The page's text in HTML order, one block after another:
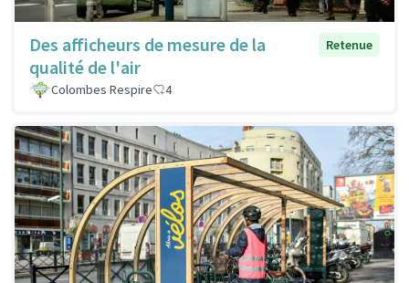
Des afficheurs de mesure de la
qualité de l'air
Retenue
Colombes Respire 4